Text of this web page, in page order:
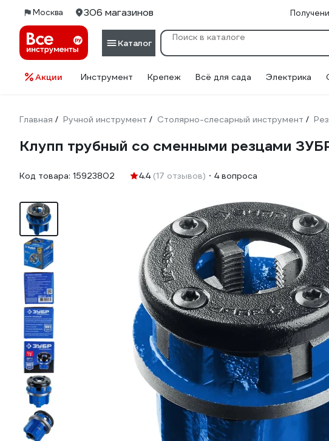
Москва 306 магазинов
Каталог
Акции Инструмент Крепеж Всё для сада Электрика
Главная / Ручной инструмент / Столярно-слесарный инструмент /
Клупп трубный со сменными резцами
Код товара: 15923802 4.4 (17 отзывов) 4 вопроса